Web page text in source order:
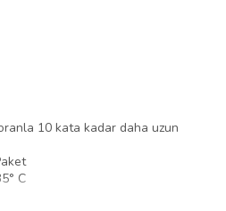
10 kata kadar daha uzun
C